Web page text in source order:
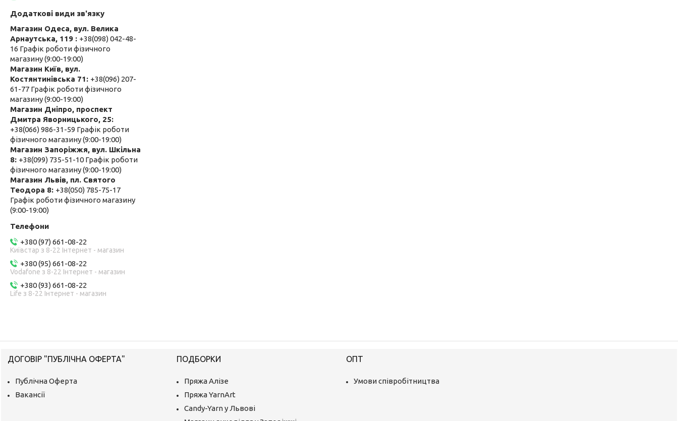
Магазин Одеса, вул. Велика
Арнаутська, 119
+38(098) 042-48-
16 Графік роботи фізичного
магазину (9:00-19:00)
Магазин Київ, вул.
Костянтинівська 71
+38(096) 207-
61-77 Графік роботи фізичного
магазину (9:00-19:00)
Магазин Дніпро, проспект
Дмитра Яворницького, 25
+38(066) 986-31-59 Графік роботи
фізичного магазину (9:00-19:00)
Магазин Запоріжжя, вул. Шкільна
8 +38(099) 735-51-10 Графік роботи
фізичного магазину (9:00-19:00)
Магазин Львів, пл. Святого
Теодора 8 +38(050) 785-75-17
Графік роботи фізичного магазину
(9:00-19:00)
+380 (97) 661-08-22
Київстар з 8-22 Інтернет - магазин
+380 (95) 661-08-22
Vodafone з 8-22 Інтернет - магазин
+380 (93) 661-08-22
Life з 8-22 Інтернет - магазин
ДОГОВІР "ПУБЛІЧНА ОФЕРТА"
Публічна Оферта
Вакансії
ПОДБОРКИ
Пряжа Алізе
Пряжа YarnArt
Candy-Yarn у Львові
ОПТ
Умови співробітництва